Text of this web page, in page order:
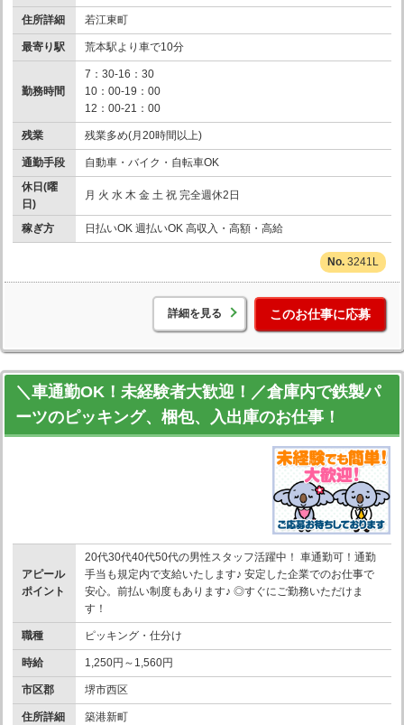
住所詳細 若江東町
最寄り駅 荒本駅より車で10分
勤務時間
7：30-16：30
10：00-19：00
12：00-21：00
残業 残業多め(月20時間以上)
通勤手段
自動車・バイク・自転車OK
休日(曜
日)
月 火 水 木 金 土 祝 完全週休2日
稼ぎ方 日払いOK 週払いOK 高収入・高額・高給
3241L
詳細を見る このお仕事に応募
＼車通勤OK！未経験者大歓迎！／倉庫内で鉄製パ
ーツのピッキング、梱包、入出庫のお仕事！
アピール
ポイント
20代30代40代50代の男性スタッフ活躍中！ 車通勤可！通勤
手当も規定内で支給いたします♪ 安定した企業でのお仕事で
安心。前払い制度もあります♪ ◎すぐにご勤務いただけま
す！
職種 ピッキング・仕分け
時給 1,250円～1,560円
市区郡 堺市西区
住所詳細 築港新町